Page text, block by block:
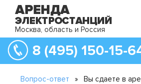
Москва, область и Россия
8 (495) 150-15-
Вопрос-ответ »
Вы сдаете в